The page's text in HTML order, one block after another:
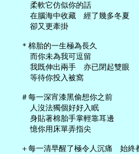
     柔軟它仿似你的話
     在腦海中收藏　經了幾多冬夏
     卻又更牽掛
   ＊棉胎的一生極為長久
     而你未為我可逗留
     我既伸出兩手　亦已閉起雙眼
     等待你投入被窩
   ＃每一深宵漆黑偷想你之前
     人沒法獨個好好入眠
     身貼著棉胎手掌輕靠耳邊
     憶你用床單弄指尖
＋每一清早醒了極令人沉痛　始終